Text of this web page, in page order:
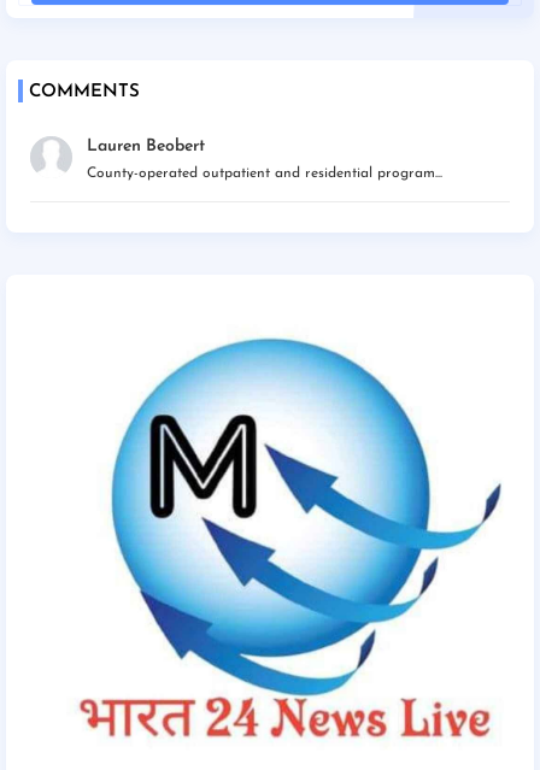
COMMENTS
Lauren Beobert
County-operated outpatient and residential program...